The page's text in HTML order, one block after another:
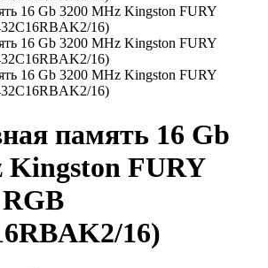
память 16 Gb
Kingston FURY
16)